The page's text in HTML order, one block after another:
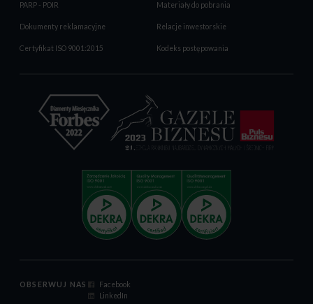
PARP - POIR Materiały do pobrania
Dokumenty reklamacyjne Relacje inwestorskie
Certyfikat ISO 9001:2015 Kodeks postępowania
OBSERWUJ NAS
Facebook
LinkedIn